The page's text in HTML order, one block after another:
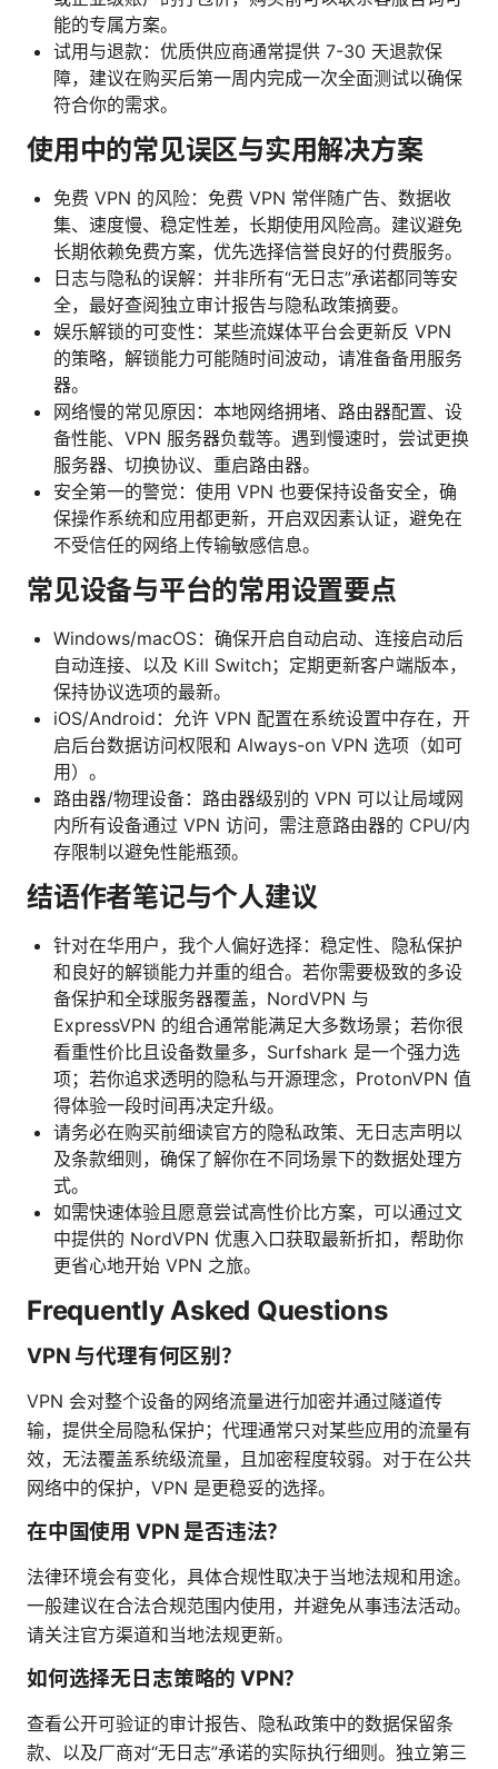
能的专属方案。
试用与退款：优质供应商通常提供 7-30 天退款保
障，建议在购买后第一周内完成一次全面测试以确保
符合你的需求。
使用中的常见误区与实用解决方案
免费 VPN 的风险：免费 VPN 常伴随广告、数据收
集、速度慢、稳定性差，长期使用风险高。建议避免
长期依赖免费方案，优先选择信誉良好的付费服务。
日志与隐私的误解：并非所有“无日志”承诺都同等安
全，最好查阅独立审计报告与隐私政策摘要。
娱乐解锁的可变性：某些流媒体平台会更新反 VPN
的策略，解锁能力可能随时间波动，请准备备用服务
器。
网络慢的常见原因：本地网络拥堵、路由器配置、设
备性能、VPN 服务器负载等。遇到慢速时，尝试更换
服务器、切换协议、重启路由器。
安全第一的警觉：使用 VPN 也要保持设备安全，确
保操作系统和应用都更新，开启双因素认证，避免在
不受信任的网络上传输敏感信息。
常见设备与平台的常用设置要点
Windows/macOS：确保开启自动启动、连接启动后
自动连接、以及 Kill Switch；定期更新客户端版本，
保持协议选项的最新。
iOS/Android：允许 VPN 配置在系统设置中存在，开
启后台数据访问权限和 Always-on VPN 选项（如可
用）。
路由器/物理设备：路由器级别的 VPN 可以让局域网
内所有设备通过 VPN 访问，需注意路由器的 CPU/内
存限制以避免性能瓶颈。
结语作者笔记与个人建议
针对在华用户，我个人偏好选择：稳定性、隐私保护
和良好的解锁能力并重的组合。若你需要极致的多设
备保护和全球服务器覆盖，NordVPN 与
ExpressVPN 的组合通常能满足大多数场景；若你很
看重性价比且设备数量多，Surfshark 是一个强力选
项；若你追求透明的隐私与开源理念，ProtonVPN 值
得体验一段时间再决定升级。
请务必在购买前细读官方的隐私政策、无日志声明以
及条款细则，确保了解你在不同场景下的数据处理方
式。
如需快速体验且愿意尝试高性价比方案，可以通过文
中提供的 NordVPN 优惠入口获取最新折扣，帮助你
更省心地开始 VPN 之旅。
Frequently Asked Questions
VPN 与代理有何区别？
VPN 会对整个设备的网络流量进行加密并通过隧道传
输，提供全局隐私保护；代理通常只对某些应用的流量有
效，无法覆盖系统级流量，且加密程度较弱。对于在公共
网络中的保护，VPN 是更稳妥的选择。
在中国使用 VPN 是否违法？
法律环境会有变化，具体合规性取决于当地法规和用途。
一般建议在合法合规范围内使用，并避免从事违法活动。
请关注官方渠道和当地法规更新。
如何选择无日志策略的 VPN？
查看公开可验证的审计报告、隐私政策中的数据保留条
款、以及厂商对“无日志”承诺的实际执行细则。独立第三